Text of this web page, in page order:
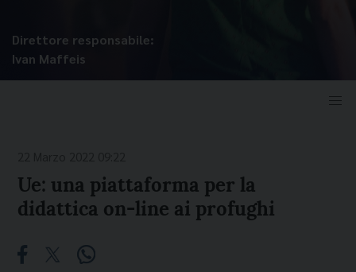
Direttore responsabile:
Ivan Maffeis
Ue: una piattaforma per la
didattica on-line ai profughi